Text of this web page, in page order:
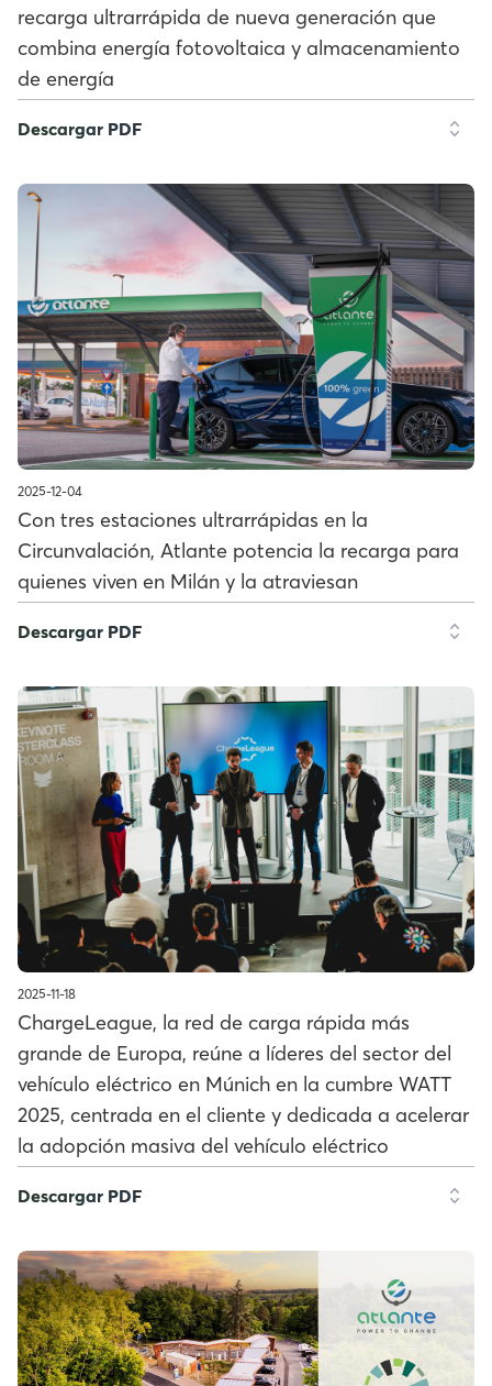
recarga ultrarrápida de nueva generación que
combina energía fotovoltaica y almacenamiento
de energía
Descargar PDF
2025-12-04
Con tres estaciones ultrarrápidas en la
Circunvalación, Atlante potencia la recarga para
quienes viven en Milán y la atraviesan
Descargar PDF
2025-11-18
ChargeLeague, la red de carga rápida más
grande de Europa, reúne a líderes del sector del
vehículo eléctrico en Múnich en la cumbre WATT
2025, centrada en el cliente y dedicada a acelerar
la adopción masiva del vehículo eléctrico
Descargar PDF